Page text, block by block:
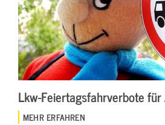
Lkw-Feiertagsfahrverbote
MEHR ERFAHREN